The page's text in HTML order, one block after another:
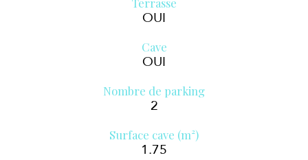
OUI
Cave
OUI
Nombre de parking
2
Surface cave (m²)
1.75